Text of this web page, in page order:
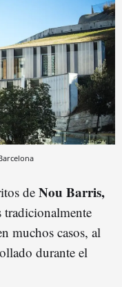
de Nou Barris,
tradicionalmente
muchos casos, al
durante el